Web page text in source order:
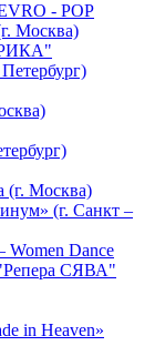
- POP
Москва)
(г. Москва)
(г. Санкт –
Dance
СЯВА"
in Heaven»